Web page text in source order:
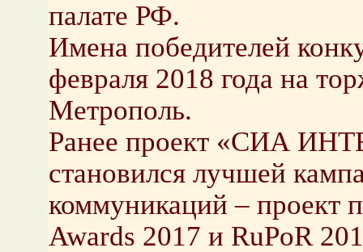
палате РФ.
Имена победителей
февраля 2018 года на
Метрополь.
Ранее проект «СИА
становился лучшей
коммуникаций – проект
Awards 2017 и RuPoR